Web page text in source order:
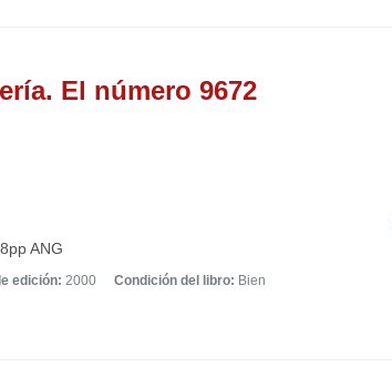
El número 9672
ANG
edición: 2000 Condición del libro: Bien